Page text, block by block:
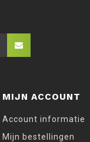
MIJN ACCOUNT
Account informatie
Mijn bestellingen